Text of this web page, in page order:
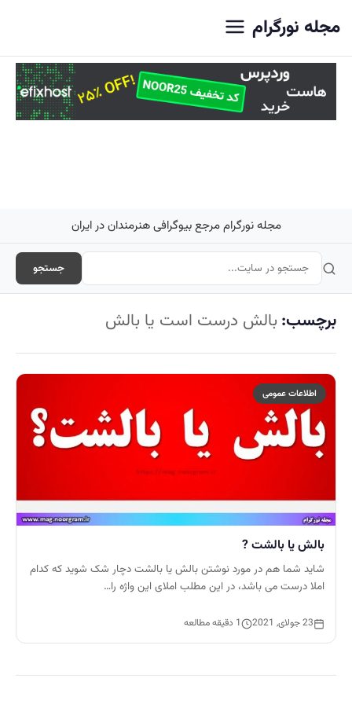
مجله نورگرام
مجله نورگرام مرجع بیوگرافی هنرمندان در ایران
جستجو
برچسب: بالش درست است یا بالش
اطلاعات عمومی
بالش یا بالشت ?
شاید شما هم در مورد نوشتن بالش یا بالشت دچار شک شوید که کدام
املا درست می باشد، در این مطلب املای این واژه را…
23 جولای, 2021 1 دقیقه مطالعه